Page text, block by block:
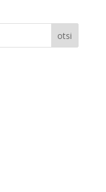
otsi